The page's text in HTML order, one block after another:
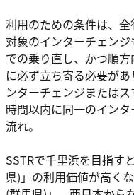
利用のための条件は、全
対象のインターチェン
での乗り直し、かつ順
に必ず立ち寄る必要が
ンターチェンジまたは
時間以内に同一のイン
流れ。
SSTRで千里浜を目指す
県)」の利用価値が高く